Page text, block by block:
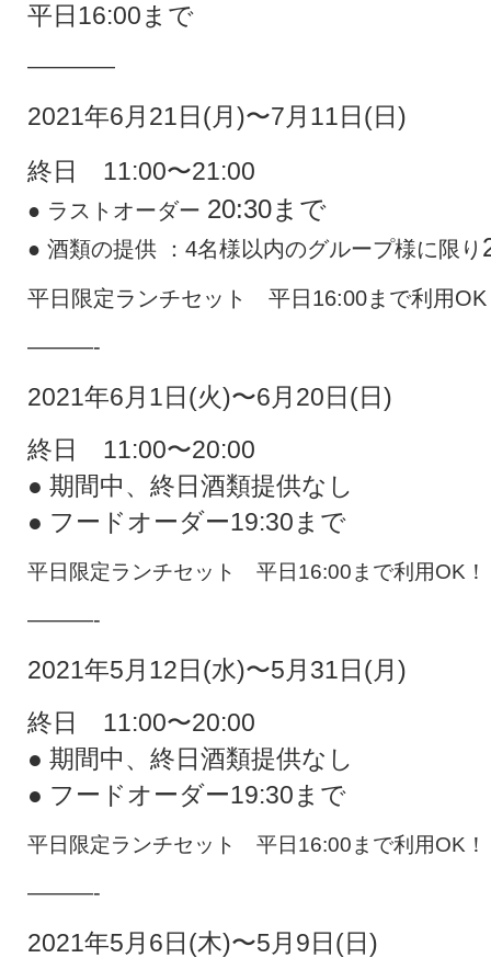
平日16:00まで
————
2021年6月21日(月)〜7月11日(日)
終日 11:00〜21:00
● ラストオーダー 20:30まで
● 酒類の提供 ：4名様以内のグループ様に限り
平日限定ランチセット 平日16:00まで利用OK
———-
2021年6月1日(火)〜6月20日(日)
終日 11:00〜20:00
● 期間中、終日酒類提供なし
● フードオーダー19:30まで
平日限定ランチセット 平日16:00まで利用OK！
———-
2021年5月12日(水)〜5月31日(月)
終日 11:00〜20:00
● 期間中、終日酒類提供なし
● フードオーダー19:30まで
平日限定ランチセット 平日16:00まで利用OK！
———-
2021年5月6日(木)〜5月9日(日)